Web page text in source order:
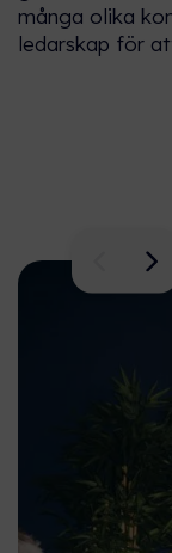
många olika
ledarskap för